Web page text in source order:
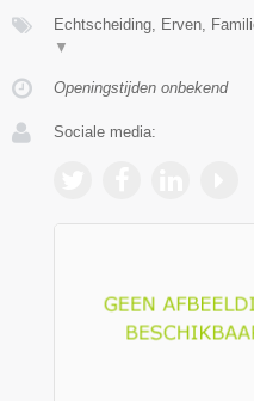
Echtscheiding, Erven,
▼
Openingstijden onbekend
Sociale media: